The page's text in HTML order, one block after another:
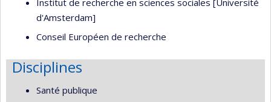
d'Amsterdam]
Conseil Européen de recherche
Disciplines
Santé publique